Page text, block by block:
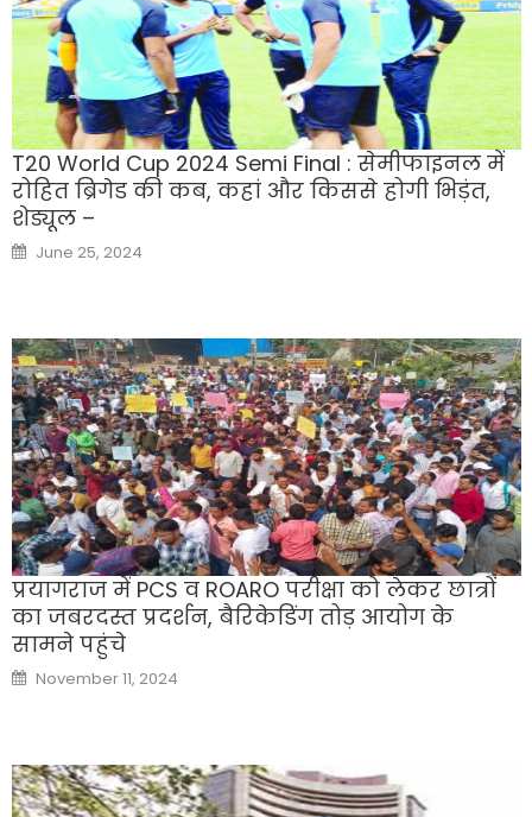
T20 World Cup 2024 Semi Final : सेमीफाइनल में
रोहित ब्रिगेड की कब, कहां और किससे होगी भिड़ंत,
शेड्यूल –
Posted
on
June 25, 2024
प्रयागराज में PCS व ROARO परीक्षा को लेकर छात्रों
का जबरदस्त प्रदर्शन, बैरिकेडिंग तोड़ आयोग के
सामने पहुंचे
Posted
on
November 11, 2024